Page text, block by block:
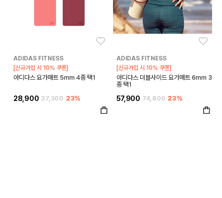
ADIDAS FITNESS
[신규가입 시 10% 쿠폰]
아디다스 요가매트 5mm 4종 택1
28,900 37,300 23%
ADIDAS FITNESS
[신규가입 시 10% 쿠폰]
아디다스 더블사이드 요가매트 6mm 3
종 택1
57,900 74,800 23%